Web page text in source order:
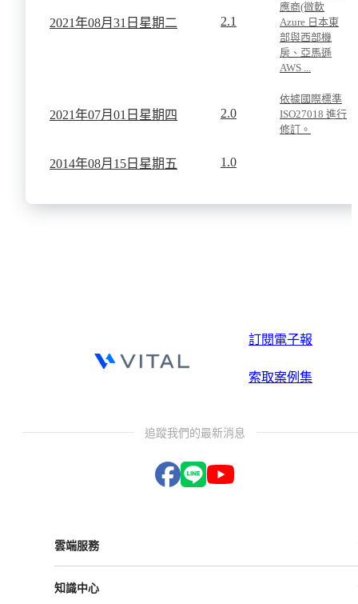
2021年08月 31日 星期二 2.1
應商(微軟
Azure 日本東
部與西部機
房、亞馬遜
AWS ...
2021年07月 01日 星期四 2.0
依據國際標準
ISO27018 進行
修訂。
2014年08月 15日 星期五 1.0
訂閱電子報
索取案例集
追蹤我們的最新消息
雲端服務
Vital NetZero
知識中心